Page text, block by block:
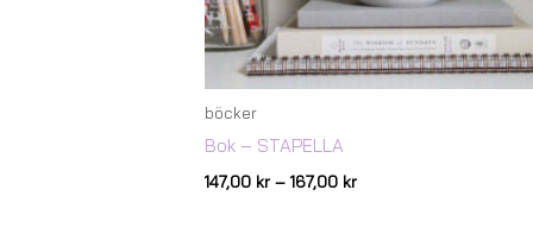
böcker
Bok – STAPELLA
147,00 kr – 167,00 kr